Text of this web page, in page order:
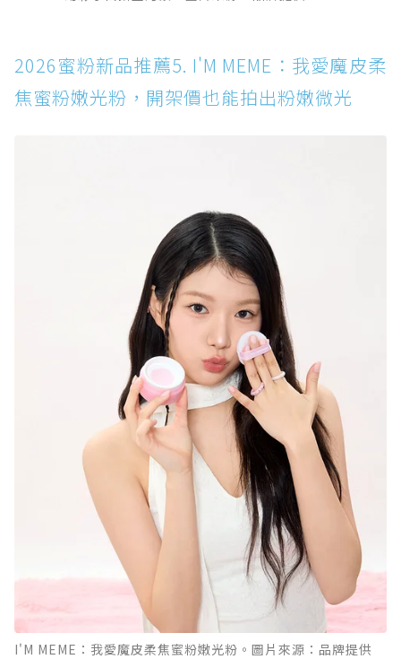
2026蜜粉新品推薦5. I'M MEME：我愛魔皮柔
焦蜜粉嫩光粉，開架價也能拍出粉嫩微光
I'M MEME：我愛魔皮柔焦蜜粉嫩光粉。圖片來源：品牌提供